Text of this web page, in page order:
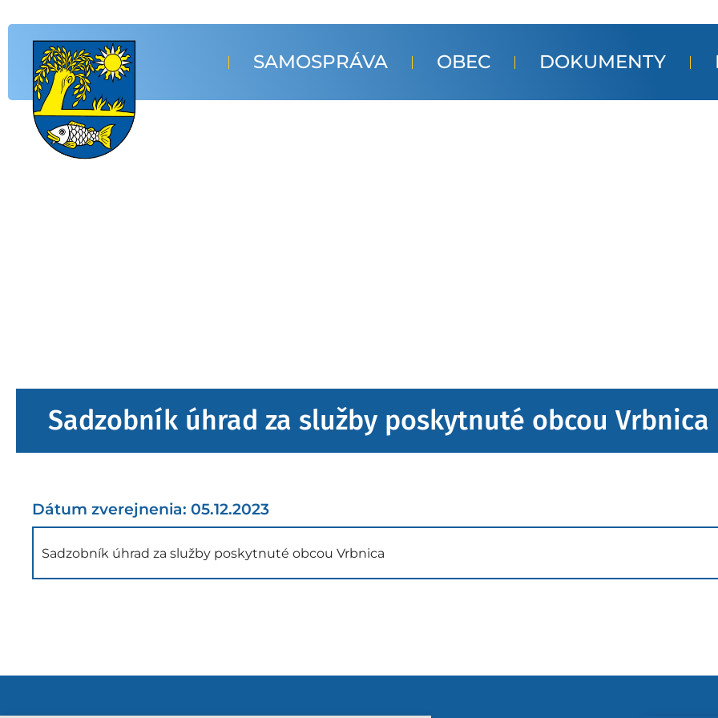
SAMOSPRÁVA OBEC DOKUMENTY
Sadzobník úhrad za služby poskytnuté obcou Vrbnica
Dátum zverejnenia: 05.12.2023
Sadzobník úhrad za služby poskytnuté obcou Vrbnica